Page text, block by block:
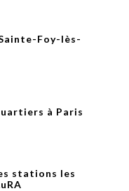
Foy-lès-
à Paris
stations les